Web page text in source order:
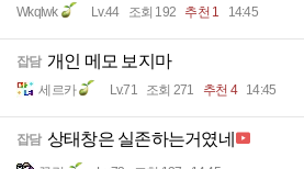
Wkqlwk Lv.44 조회 192 추천 1 14:45
잡담 개인 메모 보지마
세르카 Lv.71 조회 271 추천 4 14:45
잡담 상태창은 실존하는거였네